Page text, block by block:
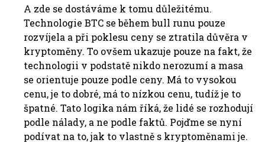
A zde se dostáváme k tomu důležitému.
Technologie BTC se během bull runu pouze
rozvíjela a při poklesu ceny se ztratila důvěra v
kryptoměny. To ovšem ukazuje pouze na fakt, že
technologii v podstatě nikdo nerozumí a masa
se orientuje pouze podle ceny. Má to vysokou
cenu, je to dobré, má to nízkou cenu, tudíž je to
špatné. Tato logika nám říká, že lidé se rozhodují
podle nálady, a ne podle faktů. Pojďme se nyní
podívat na to, jak to vlastně s kryptoměnami je.